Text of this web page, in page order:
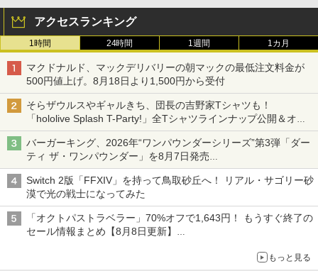
アクセスランキング
1時間 24時間 1週間 1カ月
マクドナルド、マックデリバリーの朝マックの最低注文料金が
500円値上げ。8月18日より1,500円から受付
そらザウルスやギャルきち、団長の吉野家Tシャツも！
「hololive Splash T-Party!」全Tシャツラインナップ公開＆オン
ライン販売開始
バーガーキング、2026年“ワンパウンダーシリーズ”第3弾「ダー
ティ ザ・ワンパウンダー」を8月7日発売
「特製ガーリックマヨソース」を使用した超大型チーズバーガー
Switch 2版「FFXIV」を持って鳥取砂丘へ！ リアル・サゴリー砂
漠で光の戦士になってみた
「オクトパストラベラー」70%オフで1,643円！ もうすぐ終了の
セール情報まとめ【8月8日更新】
もっと見る